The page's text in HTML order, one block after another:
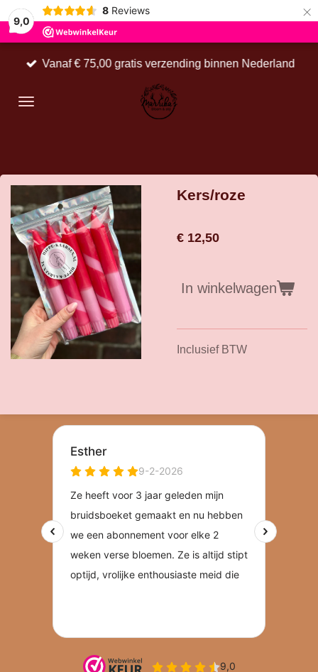
9,0
8 Reviews ×
Vanaf € 75,00 gratis verzending binnen Nederland
Kers/roze
€ 12,50
In winkelwagen
Inclusief BTW